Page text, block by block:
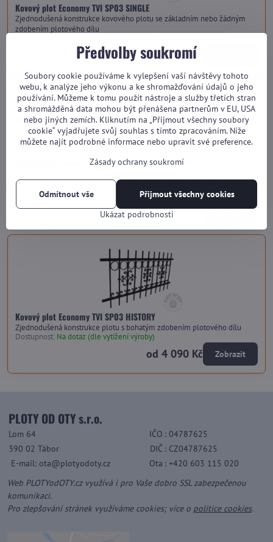
Kovový plot Economy TVI SP03 SINGLE
Zjednodušená konstrukce kovového plotu se základním nebo žádným
zdobením plotového dílu
od 3 310 Kč
Kovový plot Economy TVI SP03 HARMONY
plotového dílu
Dostupnost:Na dotaz (dle vytížení výroby)
od 3 660 Kč Zobrazit
Kovový plot Economy TVI SP03 HISTORY
Zjednodušená konstrukce plotu s bohatým zdobením plotového dílu
Dostupnost: Na dotaz (dle vytížení výroby)
od 4 090 Kč Zobrazit
PLOTY OD OTY s.r.o.
Lom 64 IČO : 04787625
390 02 Tábor
DIČ : CZ04787625
E-mail: ota@plotyodoty.cz
Ota : +420 603 115 020
Web PLOTYodOTY.cz využívá i pro Vaše dobro SSL zabezpečenou
komunikaci.
Pro zlepšování stránek využíváme cookies; více o politice cookies.
Předvolby soukromí
Soubory cookie používáme k vylepšení vaší návštěvy tohoto
webu, k analýze jeho výkonu a ke shromažďování údajů o jeho
používání. Můžeme k tomu použít nástroje a služby třetích stran
a shromážděná data mohou být přenášena partnerům v EU, USA
nebo jiných zemích. Kliknutím na „Přijmout všechny soubory
cookie“ vyjadřujete svůj souhlas s tímto zpracováním. Níže
můžete najít podrobné informace nebo upravit své preference.
Zásady ochrany soukromí
Ukázat podrobnosti
Přijmout všechny cookies
Odmítnout vše